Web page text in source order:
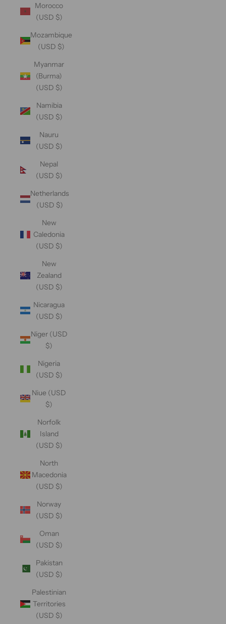
Morocco
(USD $)
Mozambique
(USD $)
Myanmar
(Burma)
(USD $)
Namibia
(USD $)
Nauru
(USD $)
Nepal
(USD $)
Netherlands
(USD $)
New
Caledonia
(USD $)
New
Zealand
(USD $)
Nicaragua
(USD $)
Niger (USD
$)
Nigeria
(USD $)
Niue (USD
$)
Norfolk
Island
(USD $)
North
Macedonia
(USD $)
Norway
(USD $)
Oman
(USD $)
Pakistan
(USD $)
Palestinian
Territories
(USD $)